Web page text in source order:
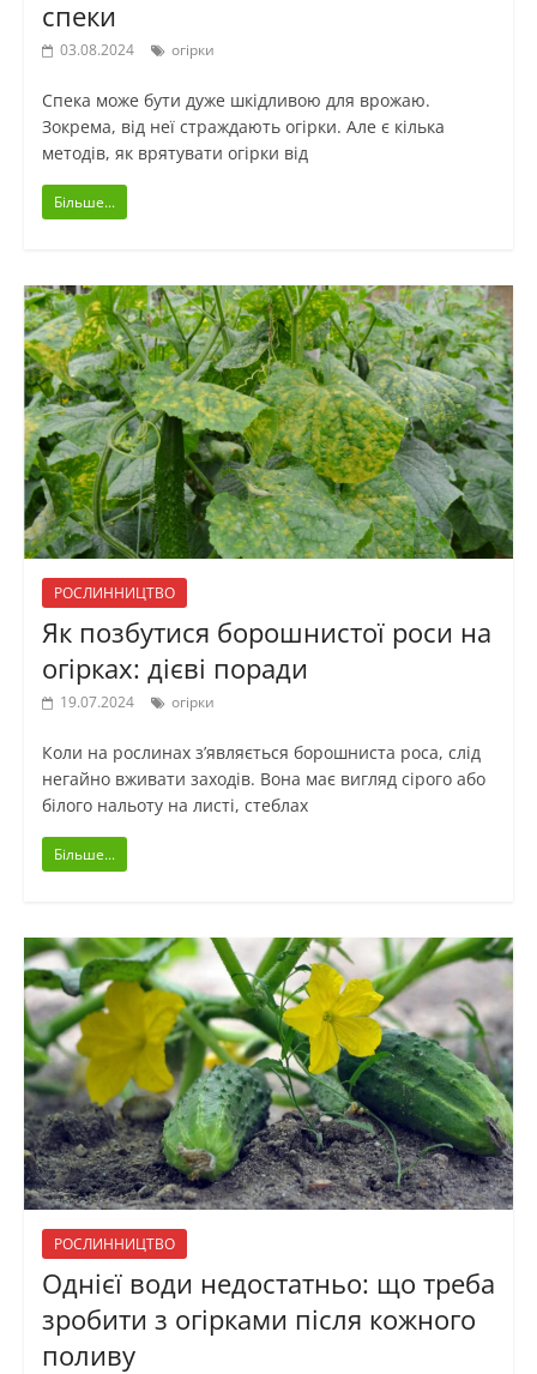
спеки
03.08.2024 огірки
Спека може бути дуже шкідливою для врожаю.
Зокрема, від неї страждають огірки. Але є кілька
методів, як врятувати огірки від
Більше...
РОСЛИННИЦТВО
Як позбутися борошнистої роси на
огірках: дієві поради
19.07.2024 огірки
Коли на рослинах з’являється борошниста роса, слід
негайно вживати заходів. Вона має вигляд сірого або
білого нальоту на листі, стеблах
Більше...
РОСЛИННИЦТВО
Однієї води недостатньо: що треба
зробити з огірками після кожного
поливу